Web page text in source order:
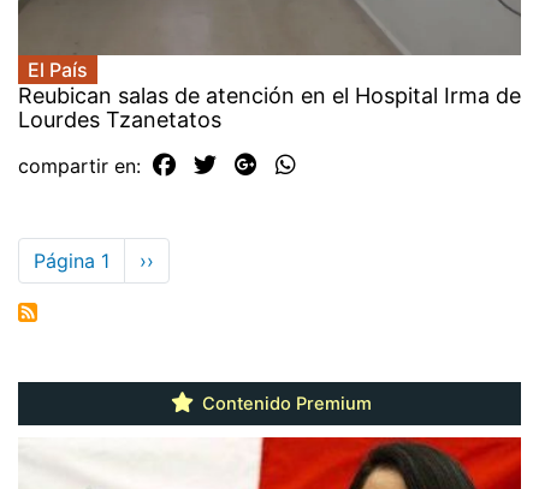
El País
Reubican salas de atención en el Hospital Irma de
Lourdes Tzanetatos
compartir en:
Paginación
Página 1
Siguiente
página
››
Contenido Premium